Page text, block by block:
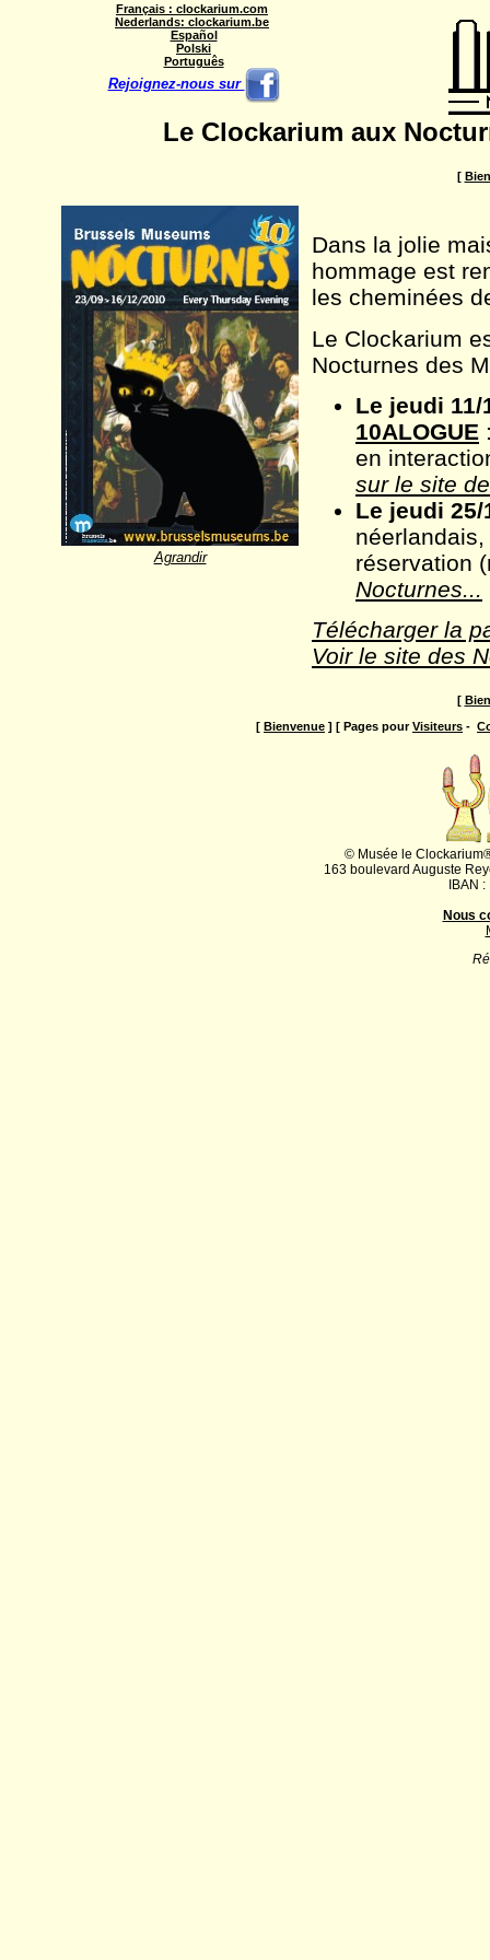
Français : clockarium.com
Nederlands: clockarium.be
Español
Polski
Português
Rejoignez-nous sur
Le Clockarium aux
[
Agrandir
Dans la jolie
hommage est
les cheminées
Le Clockarium
Nocturnes des
Le jeudi 11/
10ALOGUE
en
sur le site
Le jeudi 25/
réservation
Nocturnes...
Télécharger la
Voir le site des
[
[ Bienvenue ] [ Pages pourVisiteurs -
© Musée le
163 boulevard Auguste
IBAN
Nous